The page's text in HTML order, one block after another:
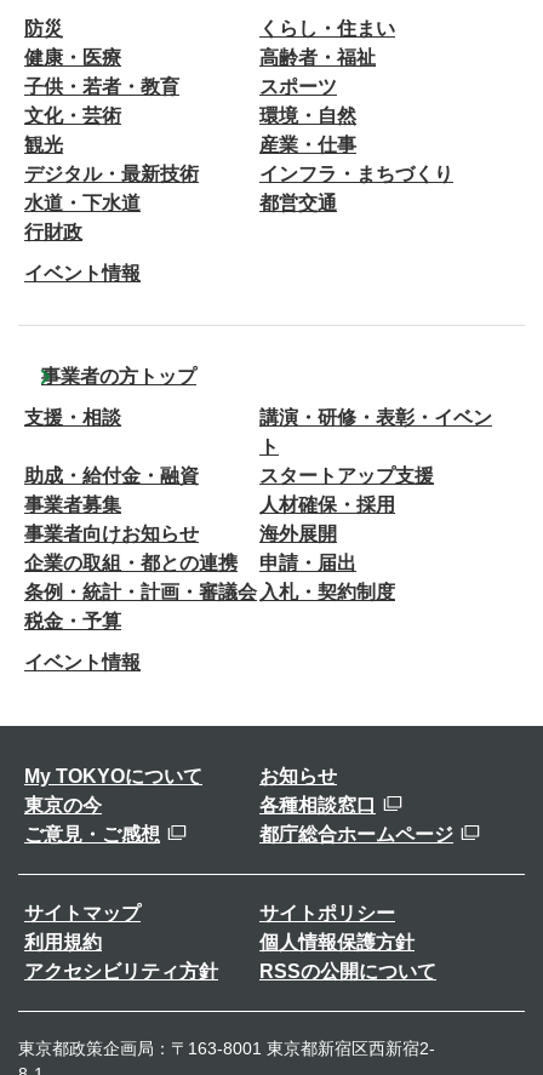
防災
くらし・住まい
健康・医療
高齢者・福祉
子供・若者・教育
スポーツ
文化・芸術
環境・自然
観光
産業・仕事
デジタル・最新技術
インフラ・まちづくり
水道・下水道
都営交通
行財政
イベント情報
事業者の方トップ
支援・相談
講演・研修・表彰・イベン
ト
助成・給付金・融資
スタートアップ支援
事業者募集
人材確保・採用
事業者向けお知らせ
海外展開
企業の取組・都との連携
申請・届出
条例・統計・計画・審議会 入札・契約制度
税金・予算
イベント情報
My TOKYOについて
お知らせ
東京の今
各種相談窓口
ご意見・ご感想
都庁総合ホームページ
サイトマップ
サイトポリシー
利用規約
個人情報保護方針
アクセシビリティ方針
RSSの公開について
東京都政策企画局：〒163-8001 東京都新宿区西新宿2-